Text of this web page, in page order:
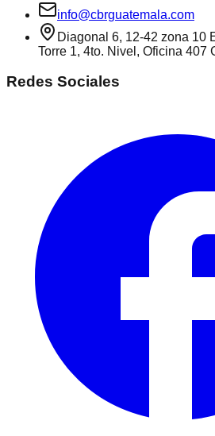
info@cbrguatemala.com
Diagonal 6, 12-42 zona 10
Torre 1, 4to. Nivel, Oficina 407
Redes Sociales